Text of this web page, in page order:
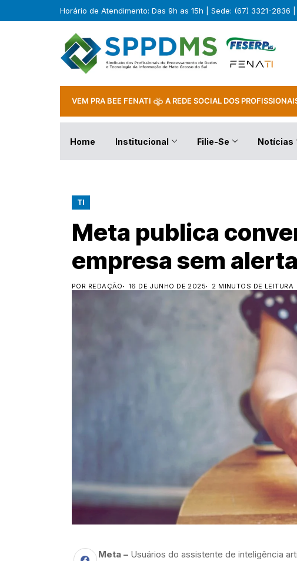
Horário de Atendimento: Das 9h as 15h | Sede: (67) 3321-2836 |
VEM PRA BEE FENATI A REDE SOCIAL DOS
Home Institucional Filie-Se Notícias
TI
Meta publica
empresa sem
POR REDAÇÃO 16 DE JUNHO DE 2025 2 MINUTOS DE LEITURA
Meta – Usuários do assistente de inteligência